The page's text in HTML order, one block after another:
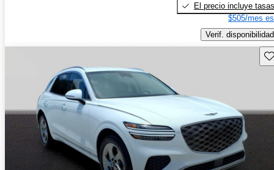
El precio incluye tasas
$505/mes
Verif. disponibilidad